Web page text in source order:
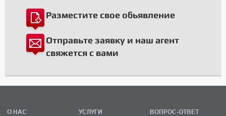
Разместите свое обьявление
Отправьте заявку и наш агент
свяжется с вами
О НАС
УСЛУГИ
ВОПРОС-ОТВЕТ